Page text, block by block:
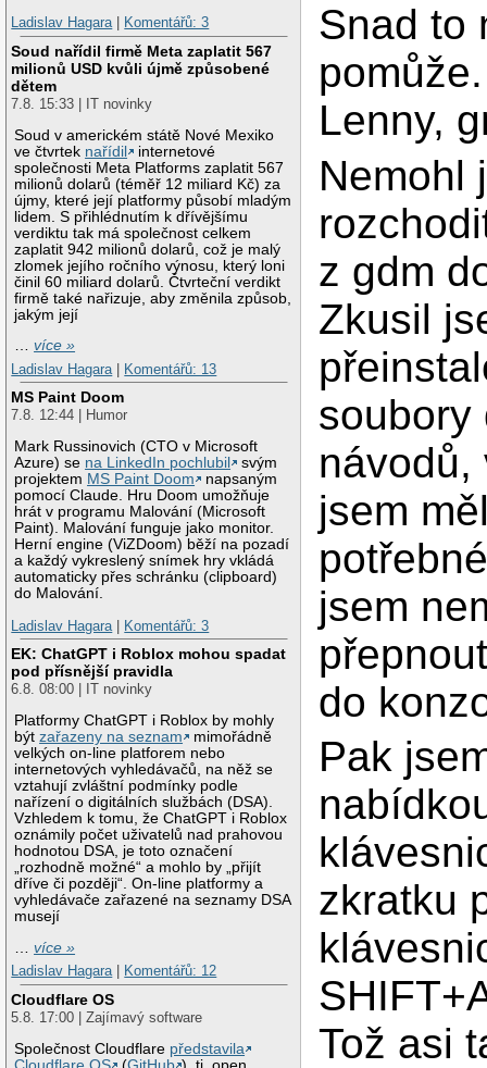
Ladislav Hagara| Komentářů: 3
Soud nařídil firmě Meta zaplatit 567
milionů USD kvůli újmě způsobené
dětem
7.8. 15:33 | IT novinky
Soud v americkém státě Nové Mexiko
ve čtvrtek nařídil
internetové
společnosti Meta Platforms zaplatit 567
milionů dolarů (téměř 12 miliard Kč) za
újmy, které její platformy působí mladým
lidem. S přihlédnutím k dřívějšímu
verdiktu tak má společnost celkem
zaplatit 942 milionů dolarů, což je malý
zlomek jejího ročního výnosu, který loni
činil 60 miliard dolarů. Čtvrteční verdikt
firmě také nařizuje, aby změnila způsob,
jakým její
…více »
Ladislav Hagara
Komentářů: 13
MS Paint Doom
7.8. 12:44 | Humor
Mark Russinovich (CTO v Microsoft
Azure) se na LinkedIn pochlubil
svým
projektem MS Paint Doom
napsaným
pomocí Claude. Hru Doom umožňuje
hrát v programu Malování (Microsoft
Paint). Malování funguje jako monitor.
Herní engine (ViZDoom) běží na pozadí
a každý vykreslený snímek hry vkládá
automaticky přes schránku (clipboard)
do Malování.
Ladislav Hagara
Komentářů: 3
EK: ChatGPT i Roblox mohou spadat
pod přísnější pravidla
6.8. 08:00 | IT novinky
Platformy ChatGPT i Roblox by mohly
býtzařazeny na seznam
mimořádně
velkých on-line platforem nebo
internetových vyhledávačů, na něž se
vztahují zvláštní podmínky podle
nařízení o digitálních službách (DSA).
Vzhledem k tomu, že ChatGPT i Roblox
oznámily počet uživatelů nad prahovou
hodnotou DSA, je toto označení
„rozhodně možné“ a mohlo by „přijít
dříve či později“. On-line platformy a
vyhledávače zařazené na seznamy DSA
musejí
…více »
Ladislav Hagara| Komentářů: 12
Cloudflare OS
5.8. 17:00 | Zajímavý software
Společnost Cloudflare představila
Cloudflare OS
(GitHub ), tj. open
Snad to
Lenny,
Nemohl
z gdm
Zkusil
soubory
návodů,
jsem
jsem
do
Pak
zkratku
Tož asi